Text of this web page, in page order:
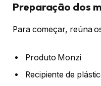
Preparação dos
Para começar, reúna
Produto Monzi
Recipiente de